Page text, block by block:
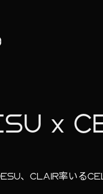
x
、CLAIR率いる